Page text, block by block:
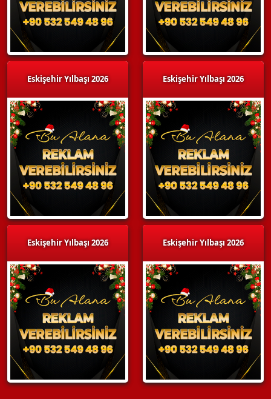
Eskişehir Yılbaşı 2026
Eskişehir Yılbaşı 2026
Eskişehir Yılbaşı 2026
Eskişehir Yılbaşı 2026